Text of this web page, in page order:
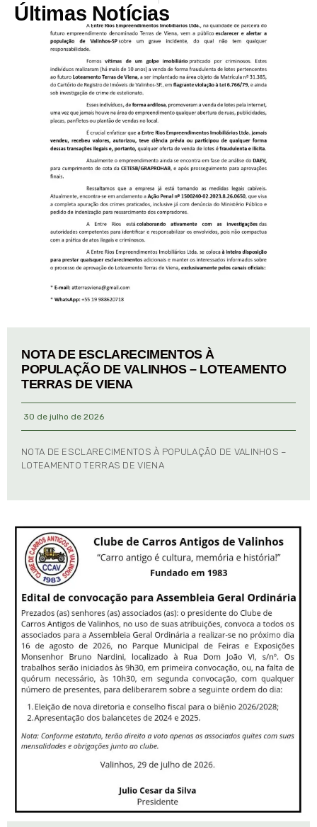
Últimas Notícias
NOTA DE ESCLARECIMENTOS À
POPULAÇÃO DE VALINHOS – LOTEAMENTO
TERRAS DE VIENA
30 de julho de 2026
NOTA DE ESCLARECIMENTOS À POPULAÇÃO DE VALINHOS –
LOTEAMENTO TERRAS DE VIENA